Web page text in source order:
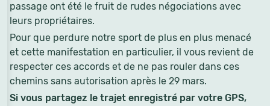
passage ont été le fruit de rudes négociations avec
leurs propriétaires.
Pour que perdure notre sport de plus en plus menacé
et cette manifestation en particulier, il vous revient de
respecter ces accords et de ne pas rouler dans ces
chemins sans autorisation après le 29 mars.
Si vous partagez le trajet enregistré par votre GPS,